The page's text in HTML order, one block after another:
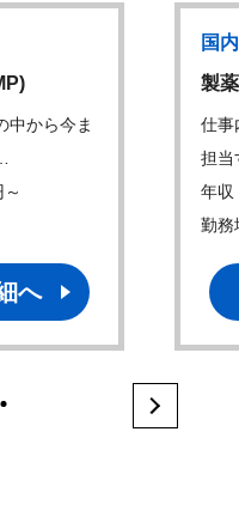
中から今ま
へ
国
製
仕事
担
年収
勤務